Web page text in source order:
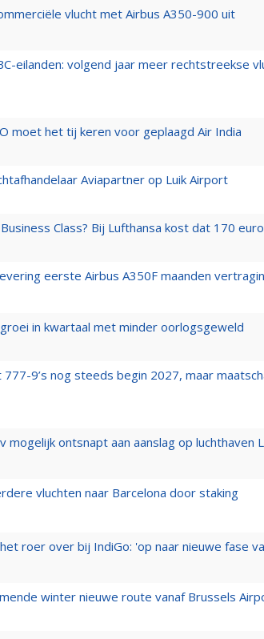
vlucht met Airbus A350-900 uit
eilanden: volgend jaar meer rechtstreekse
moet het tij keren voor geplaagd Air India
Aviapartner op Luik Airport
Class? Bij Lufthansa kost dat 170
eerste Airbus A350F maanden
in kwartaal met minder oorlogsgeweld
9’s nog steeds begin 2027, maar
mogelijk ontsnapt aan aanslag op luchthaven
vluchten naar Barcelona door staking
roer over bij IndiGo: 'op naar nieuwe fase
winter nieuwe route vanaf Brussels